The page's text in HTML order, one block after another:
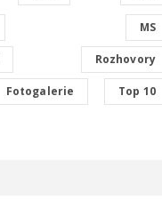
MS
Rozhovory
Fotogalerie Top 10